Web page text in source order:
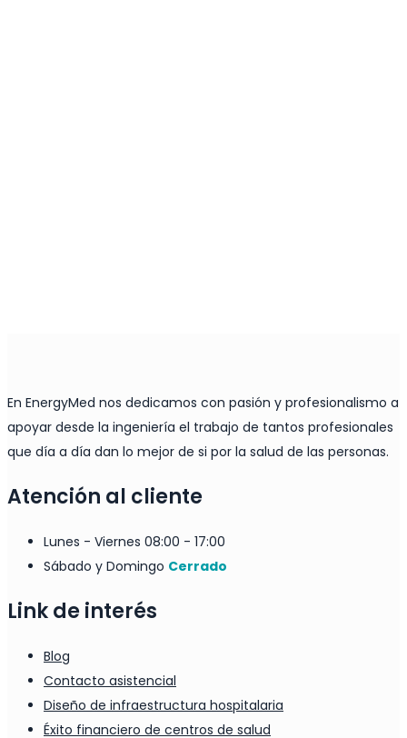
En EnergyMed nos dedicamos con pasión y profesionalismo a
apoyar desde la ingeniería el trabajo de tantos profesionales
que día a día dan lo mejor de si por la salud de las personas.
Atención al cliente
Lunes - Viernes 08:00 - 17:00
Sábado y Domingo Cerrado
Link de interés
Blog
Contacto asistencial
Diseño de infraestructura hospitalaria
Éxito financiero de centros de salud